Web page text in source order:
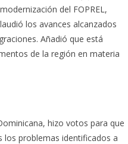
del FOPREL,
los avances alcanzados
Añadió que está
de la región en materia
hizo votos para que
problemas identificados a